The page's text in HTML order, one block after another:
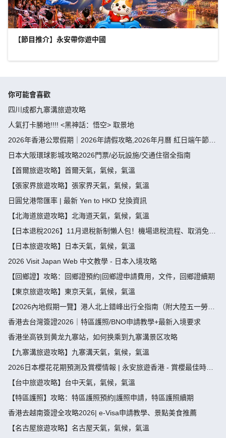
【節目推介】永安帶你遊中國
你可能會喜歡
四川成都九寨溝旅遊攻略
人氣打卡勝地!!!! <黑神話：悟空> 取景地
2026年香港公眾假期｜2026年請假攻略,2026年月曆 紅日端午節請
假攻略請4放9-public holiday 2026
日本大阪環球影城攻略2026門票/必玩設施/交通住宿全指南
【首爾旅遊攻略】首爾天氣，氣候，氣溫
【張家界旅遊攻略】張家界天氣，氣候，氣溫
日圓兌港幣匯率 | 最新 Yen to HKD 兌換資訊
【北海道旅遊攻略】北海道天氣，氣候，氣溫
【日本退稅2026】11月退稅新制懶人包！機場退稅流程、取消免稅
袋及限額全攻略 - 永安旅遊
【日本旅遊攻略】日本天氣，氣候，氣溫
2026 Visit Japan Web 中文教學 - 日本入境攻略
【回鄉證】攻略：回鄉證預約|回鄉證申請費用，文件，回鄉證續期
【東京旅遊攻略】東京天氣，氣候，氣溫
【2026內地假期一覽】港人北上錯峰出行全指南（附大陸五一勞動
節，端午節假期攻略）
香港去台灣簽證2026｜特區護照/BNO申請教學+最新入境要求
香港坐高铁到黄龙九寨站，如何换乘到九寨溝景区攻略
【九寨溝旅遊攻略】九寨溝天氣，氣候，氣溫
2026日本櫻花花期預測及賞櫻情報 | 永安旅遊香港 - 賞櫻最佳時
間、地點推薦
【台中旅遊攻略】台中天氣，氣候，氣溫
【特區護照】攻略：特區護照預約|護照申請，特區護照續期
香港去越南簽證全攻略2026| e-Visa申請教學、景點美食推薦
【名古屋旅遊攻略】名古屋天氣，氣候，氣溫